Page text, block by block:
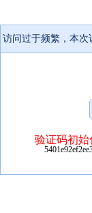
访问过于频繁，本次
验证码初始